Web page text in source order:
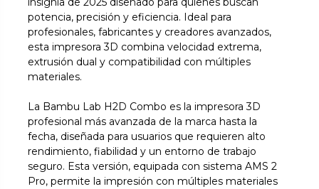
potencia, precisión y eficiencia. Ideal para
profesionales, fabricantes y creadores avanzados,
esta impresora 3D combina velocidad extrema,
extrusión dual y compatibilidad con múltiples
materiales.
La Bambu Lab H2D Combo es la impresora 3D
profesional más avanzada de la marca hasta la
fecha, diseñada para usuarios que requieren alto
rendimiento, fiabilidad y un entorno de trabajo
seguro. Esta versión, equipada con sistema AMS 2
Pro, permite la impresión con múltiples materiales